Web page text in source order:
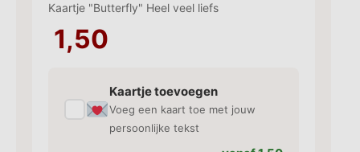
Kaartje "Butterfly" Heel veel liefs
1,50
Kaartje toevoegen
Voeg een kaart toe met jouw
persoonlijke tekst